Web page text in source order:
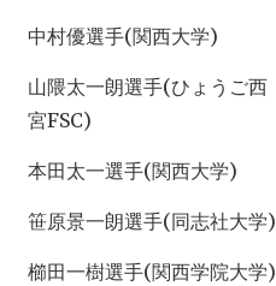
中村優選手(関西大学)
山隈太一朗選手(ひょうご西
宮FSC)
本田太一選手(関西大学)
笹原景一朗選手(同志社大学)
櫛田一樹選手(関西学院大学)